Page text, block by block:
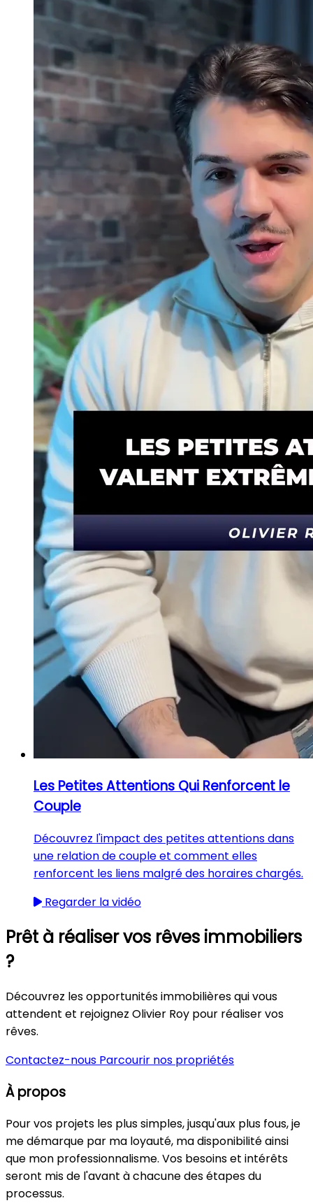
Les Petites Attentions Qui Renforcent le
Couple
Découvrez l'impact des petites attentions dans
une relation de couple et comment elles
renforcent les liens malgré des horaires chargés.
Regarder la vidéo
Prêt à réaliser vos rêves immobiliers
?
Découvrez les opportunités immobilières qui vous
attendent et rejoignez Olivier Roy pour réaliser vos
rêves.
Contactez-nous Parcourir nos propriétés
À propos
Pour vos projets les plus simples, jusqu'aux plus fous, je
me démarque par ma loyauté, ma disponibilité ainsi
que mon professionnalisme. Vos besoins et intérêts
seront mis de l'avant à chacune des étapes du
processus.